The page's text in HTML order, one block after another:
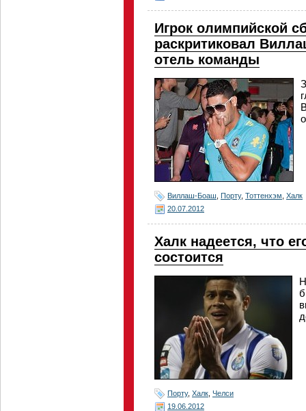
Игрок олимпийской
раскритиковал
отель команды
Виллаш-Боаш Порту, Тоттенхэм Халк
20.07.2012
Халк надеется, что
состоится
Порту, Халк Челси
19.06.2012